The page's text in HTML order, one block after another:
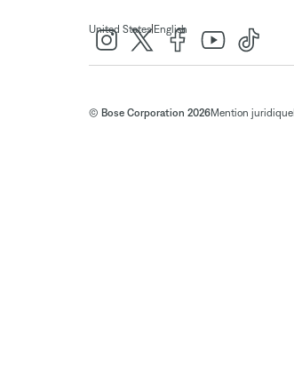
United States| English
© Bose Corporation 2026Mention juridique